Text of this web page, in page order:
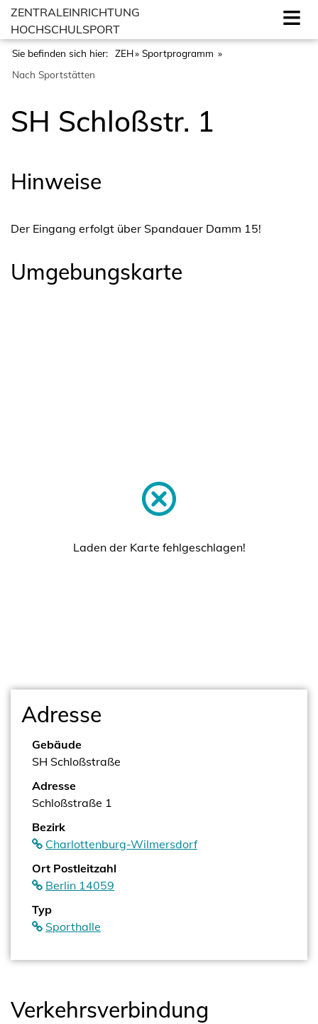
ZENTRALEINRICHTUNG
HOCHSCHULSPORT
Sie befinden sich hier: ZEH
Sportprogramm
Nach Sportstätten
SH Schloßstr. 1
Hinweise
Der Eingang erfolgt über Spandauer Damm 15!
Umgebungskarte
Laden der Karte fehlgeschlagen!
Adresse
Gebäude
SH Schloßstraße
Adresse
Schloßstraße 1
Bezirk
Charlottenburg-Wilmersdorf
Ort Postleitzahl
Berlin 14059
Typ
Sporthalle
Verkehrsverbindung